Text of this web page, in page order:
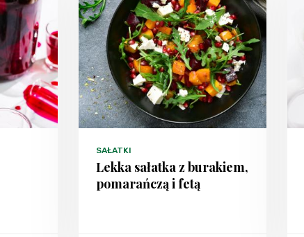
SAŁATKI
Lekka sałatka z burakiem,
pomarańczą i fetą